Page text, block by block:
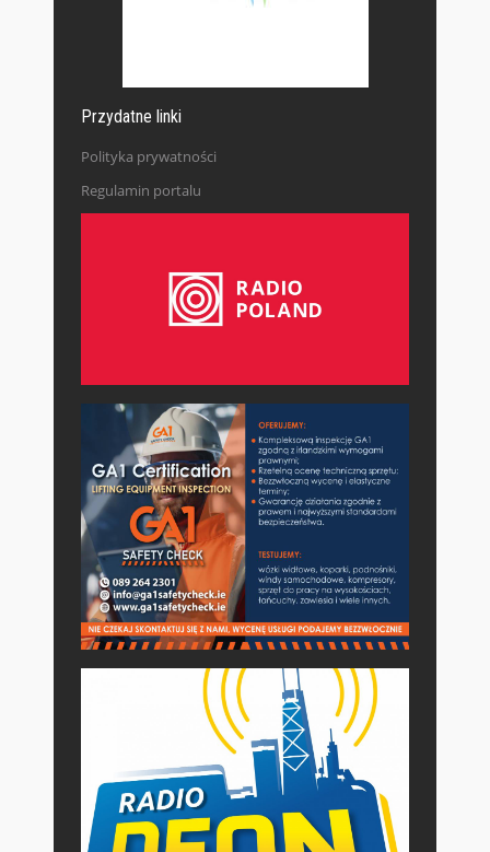
Przydatne linki
Polityka prywatności
Regulamin portalu